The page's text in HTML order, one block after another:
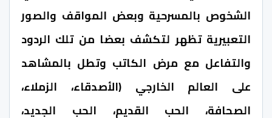
الشخوص بالمسرحية وبعض المواقف والصور
التعبيرية تظهر لتكشف بعضا من تلك الردود
والتفاعل مع مرض الكاتب وتطل بالمشاهد
على العالم الخارجي (الأصدقاء، الزملاء،
الصحافة، الحب القديم، الحب الجديد،